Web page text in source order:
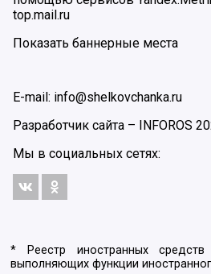
top.mail.ru
Показать баннерные места
E-mail: info@shelkovchanka.ru
Разработчик сайта –
INFOROS
Мы в социальных сетях:
* Реестр иностранных
выполняющих функции